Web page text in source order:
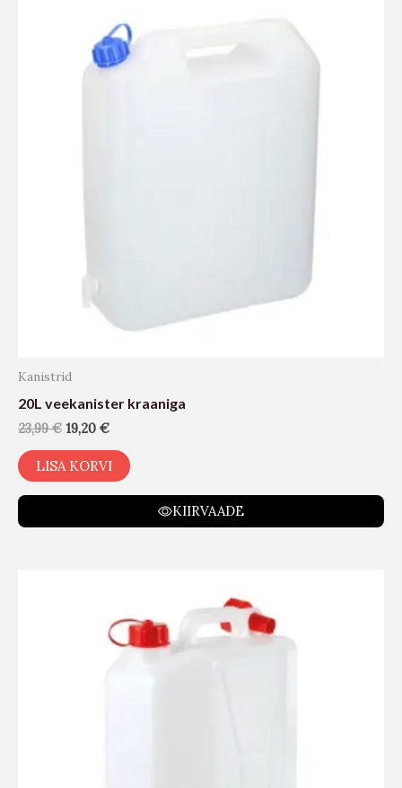
Kanistrid
20L veekanister kraaniga
23,99€ 19,20 €
LISA KORVI
KIIRVAADE